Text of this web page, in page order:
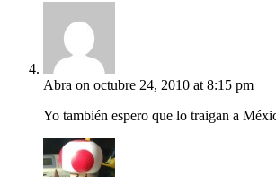
Abra on octubre 24, 2010 at 8:15 pm
Yo también espero que lo traigan a